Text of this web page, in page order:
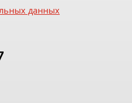
данных